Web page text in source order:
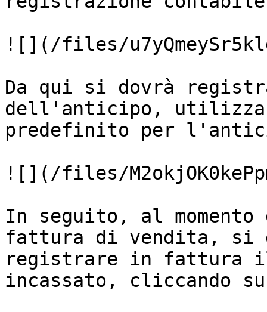
![](/files/
Da qui si dovrà
dell'anticipo,
predefinito per
![](/files/
In seguito, al
fattura di vendita, si
registrare in fattura il
incassato, cliccando